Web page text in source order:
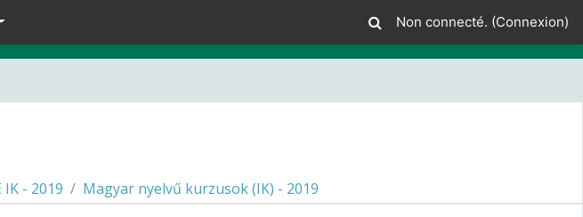
Non connecté. (Connexion)
IK - 2019 Magyar nyelvű kurzusok (IK) - 2019